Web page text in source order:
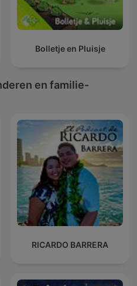
Bolletje en Pluisje
en familie-
RICARDO BARRERA